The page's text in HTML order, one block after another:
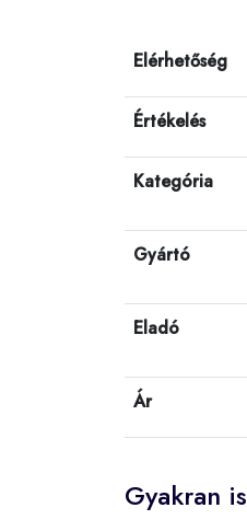
Elérhetőség
Értékelés
Kategória
Gyártó
Eladó
Ár
Gyakran